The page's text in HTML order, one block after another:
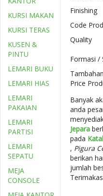
Finishing
Code
Quality
Formasi /
Tambahan
Price
Banyak
anda
Jepara
pada
, Pigura
berikan
jumlah
KURSI MAKAN
KURSI TERAS
KUSEN &
PINTU
LEMARI BUKU
LEMARI HIAS
LEMARI
PAKAIAN
LEMARI
PARTISI
LEMARI
SEPATU
MEJA
CONSOLE